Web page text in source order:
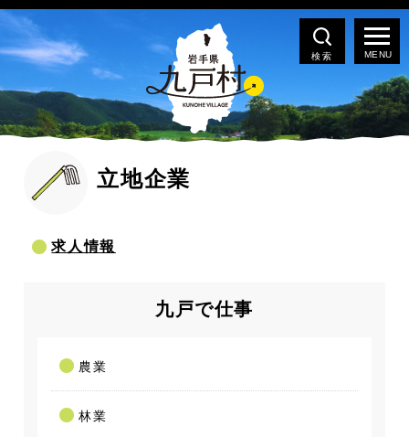
検索
立地企業
求人情報
九戸で仕事
農業
林業